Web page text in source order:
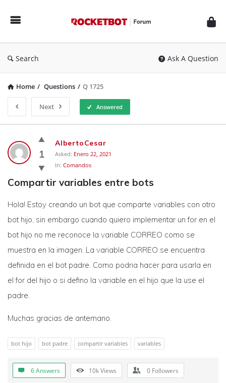
Forum
Search Ask A Question
Home / Questions / Q 1725
Next Answered
Rocketbot
Forum
Latest
Questions
1
AlbertoCesar
Asked: Enero 22, 2021
In: Comandos
Compartir variables entre bots
Hola! Estoy creando un bot que comparte variables con otro
bot hijo, sin embargo cuando quiero implementar un for en el
bot hijo no me reconoce la variable CORREO como se
muestra en la imagen. La variable CORREO se encuentra
definida en el bot padre. Como podria hacer para usarla en
el for del hijo o si defino la variable en el hijo que la use el
padre.
Muchas gracias de antemano.
bot hijo bot padre compartir variables variables
6 Answers 10kViews 0 Followers